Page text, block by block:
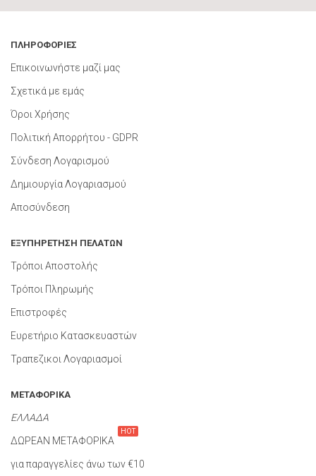
ΠΛΗΡΟΦΟΡΙΕΣ
Επικοινωνήστε μαζί μας
Σχετικά με εμάς
Όροι Χρήσης
Πολιτική Απορρήτου - GDPR
Σύνδεση Λογαρισμού
Δημιουργία Λογαριασμού
Αποσύνδεση
ΕΞΥΠΗΡΕΤΗΣΗ ΠΕΛΑΤΩΝ
Τρόποι Αποστολής
Τρόποι Πληρωμής
Επιστροφές
Ευρετήριο Κατασκευαστών
Τραπεζικοι Λογαριασμοί
ΜΕΤΑΦΟΡΙΚΑ
ΕΛΛΑΔΑ
ΔΩΡΕΑΝ ΜΕΤΑΦΟΡΙΚΑ
HOT
για παραγγελίες άνω των €10